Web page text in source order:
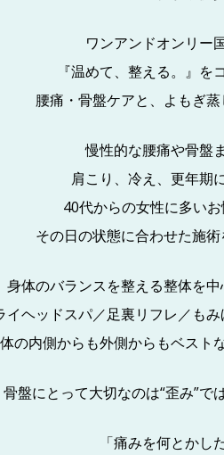
ワンアンドオンリー
『温めて、整える。』を
腰痛・骨盤ケアと、よもぎ蒸
慢性的な腰痛や骨盤
肩こり、冷え、更年期
40代からの女性に多いお
その日の状態に合わせた施術
身体のバランスを整える整体を中
イヘッドスパ／足裏リフレ／も
の内側からも外側からもベスト
骨盤にとって大切なのは“歪み”で
「痛みを何とかし